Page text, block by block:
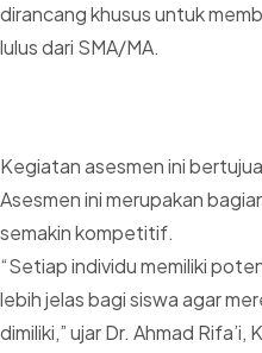
dirancang khusus untuk
lulus dari SMA/MA.
Kegiatan asesmen ini
Asesmen ini merupakan
semakin kompetitif.
“Setiap individu memiliki
lebih jelas bagi siswa agar
dimiliki,” ujar Dr. Ahmad